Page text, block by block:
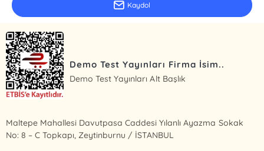
Kaydol
Demo Test Yayınları Firma İsim..
Demo Test Yayınları Alt Başlık
Maltepe Mahallesi Davutpasa Caddesi Yılanlı Ayazma Sokak
No: 8 – C Topkapı, Zeytinburnu / İSTANBUL